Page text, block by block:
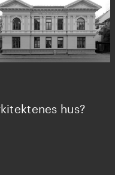
hus?